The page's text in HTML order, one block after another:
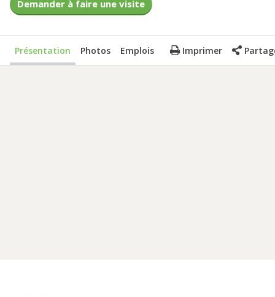
Demander à faire une visite
Présentation Photos Emplois Imprimer